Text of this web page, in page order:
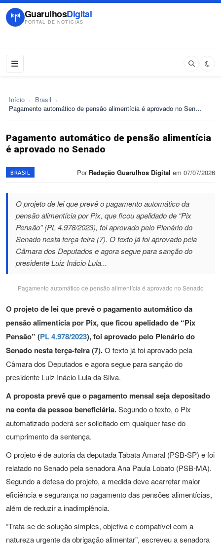
GuarulhosDigital
PORTAL DE NOTICIAS
Início › Brasil ›
Pagamento automático de pensão alimentícia é aprovado no Sen…
Pagamento automático de pensão alimentícia
é aprovado no Senado
BRASIL Por Redação Guarulhos Digital em 07/07/2026
O projeto de lei que prevê o pagamento automático da
pensão alimentícia por Pix, que ficou apelidado de “Pix
Pensão” (PL 4.978/2023), foi aprovado pelo Plenário do
Senado nesta terça-feira (7). O texto já foi aprovado pela
Câmara dos Deputados e agora segue para sanção do
presidente Luiz Inácio Lula...
Pagamento automático de pensão alimentícia é aprovado no Senado
O projeto de lei que prevê o pagamento automático da
pensão alimentícia por Pix, que ficou apelidado de “Pix
Pensão” (PL 4.978/2023), foi aprovado pelo Plenário do
Senado nesta terça-feira (7).O texto já foi aprovado pela
Câmara dos Deputados e agora segue para sanção do
presidente Luiz Inácio Lula da Silva.
A proposta prevê que o pagamento mensal seja depositado
na conta da pessoa beneficiária.Segundo o texto, o Pix
automatizado poderá ser solicitado em qualquer fase do
cumprimento da sentença.
O projeto é de autoria da deputada Tabata Amaral (PSB-SP) e foi
relatado no Senado pela senadora Ana Paula Lobato (PSB-MA).
Segundo a defesa do projeto, a medida deve acarretar maior
eficiência e segurança no pagamento das pensões alimentícias,
além de reduzir a inadimplência.
“Trata-se de solução simples, objetiva e compatível com a
natureza urgente da obrigação alimentar”, escreveu a senadora